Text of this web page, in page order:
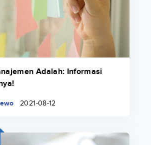
Adalah: Informasi
2021-08-12